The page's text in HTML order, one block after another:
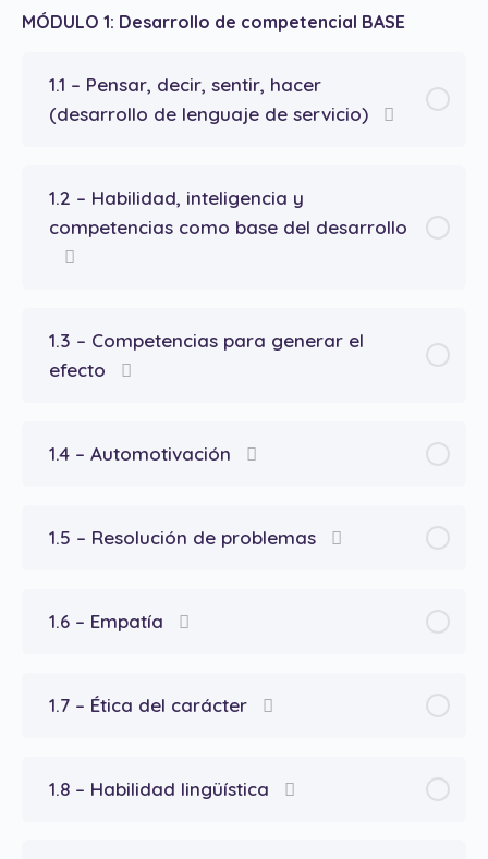
MÓDULO 1: Desarrollo de competencial BASE
1.1 – Pensar, decir, sentir, hacer
(desarrollo de lenguaje de servicio)
1.2 – Habilidad, inteligencia y
competencias como base del desarrollo
1.3 – Competencias para generar el
efecto
1.4 – Automotivación
1.5 – Resolución de problemas
1.6 – Empatía
1.7 – Ética del carácter
1.8 – Habilidad lingüística